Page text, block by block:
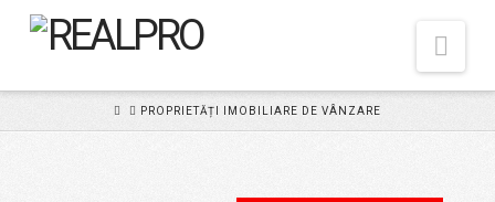
HOMEPROPRIETĂȚI IMOBILIARE DE VÂNZARE